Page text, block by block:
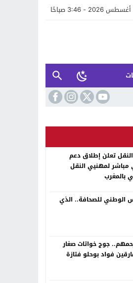
تعلن إطلاق دعم
مباشر لمهنيي النقل
بالمغرب
الوطني للصحافة.. الذي
جوج خواتات صغار
فواد بوحلو فتازة